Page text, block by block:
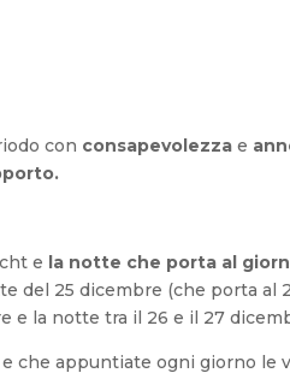
con consapevolezza e
e la notte che porta al
del 25 dicembre (che porta al
e la notte tra il 26 e il 27
che appuntiate ogni giorno le